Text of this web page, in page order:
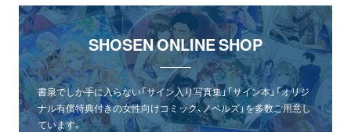
SHOSEN ONLINE SHOP
書泉でしか手に入らない「サイン入り写真集」「サイン本」「オリジ
ナル有償特典付きの女性向けコミック、ノベルズ」を多数ご用意し
ています。